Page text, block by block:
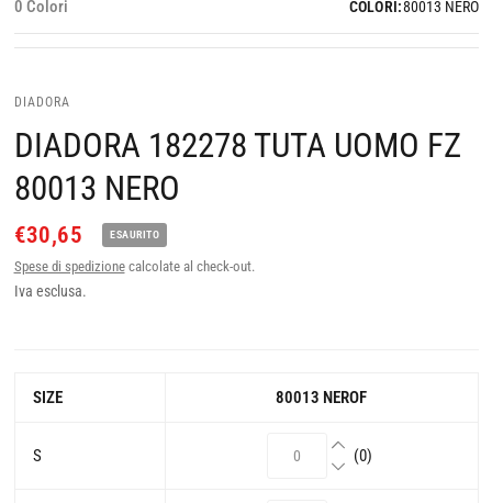
0 Colori COLORI:80013 NERO
DIADORA
DIADORA 182278 TUTA UOMO FZ
80013 NERO
€30,65 ESAURITO
Spese di spedizionecalcolate al check-out.
Iva esclusa.
SIZE 80013 NEROF
S (0)